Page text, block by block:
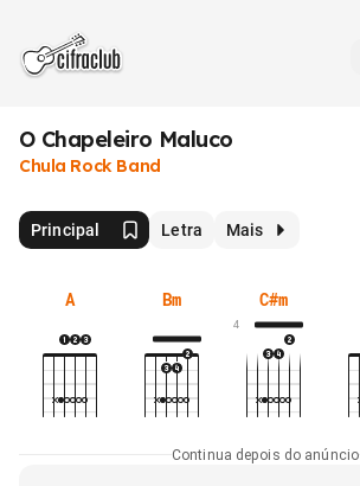
O Chapeleiro Maluco
Chula Rock Band
Principal Letra Mais
A Bm C#m
4
Continua depois do anúncio